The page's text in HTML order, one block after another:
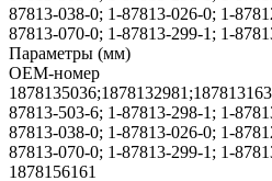
87813-038-0; 1-87813-026-0; 1-
87813-070-0; 1-87813-299-1; 1-
Параметры (мм)
OEM-номер
87813-503-6; 1-87813-298-1; 1-
87813-038-0; 1-87813-026-0; 1-
87813-070-0; 1-87813-299-1; 1-
1878156161